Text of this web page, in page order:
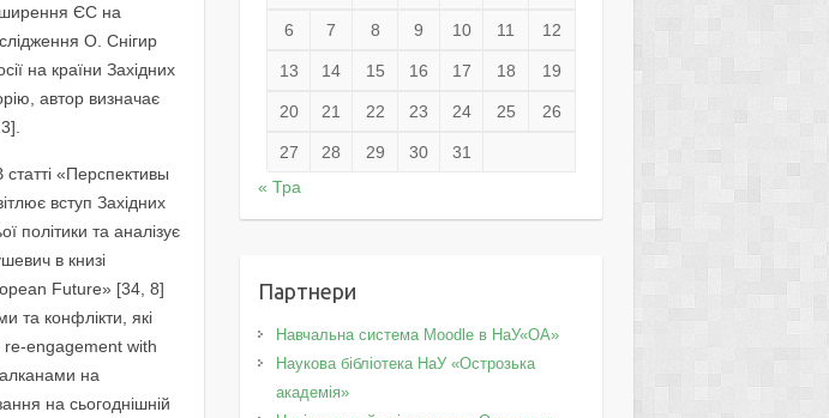
ЄС на
О. Снігир
на країни Західних
автор визначає
«Перспективы
вступ Західних
політики та аналізує
в книзі
Future» [34, 8]
та конфлікти, які
re-engagement with
на
на сьогоднішній
6 7 8 9 10 11 12
13 14 15 16 17 18 19
20 21 22 23 24 25 26
27 28 29 30
31
« Тра
Партнери
Навчальна система Moodle в НаУ«ОА»
Наукова бібліотека НаУ «Острозька
академія»